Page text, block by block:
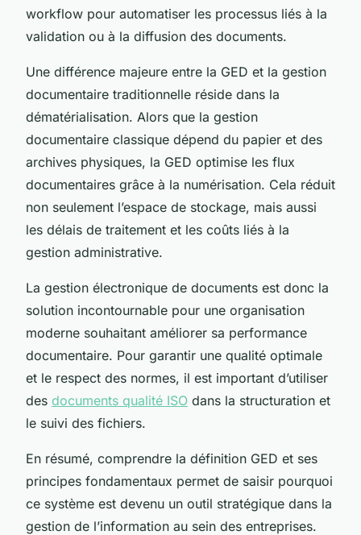
workflow pour automatiser les processus liés à la
validation ou à la diffusion des documents.
Une différence majeure entre la GED et la gestion
documentaire traditionnelle réside dans la
dématérialisation. Alors que la gestion
documentaire classique dépend du papier et des
archives physiques, la GED optimise les flux
documentaires grâce à la numérisation. Cela réduit
non seulement l’espace de stockage, mais aussi
les délais de traitement et les coûts liés à la
gestion administrative.
La gestion électronique de documents est donc la
solution incontournable pour une organisation
moderne souhaitant améliorer sa performance
documentaire. Pour garantir une qualité optimale
et le respect des normes, il est important d’utiliser
des documents qualité ISO dans la structuration et
le suivi des fichiers.
En résumé, comprendre la définition GED et ses
principes fondamentaux permet de saisir pourquoi
ce système est devenu un outil stratégique dans la
gestion de l’information au sein des entreprises.